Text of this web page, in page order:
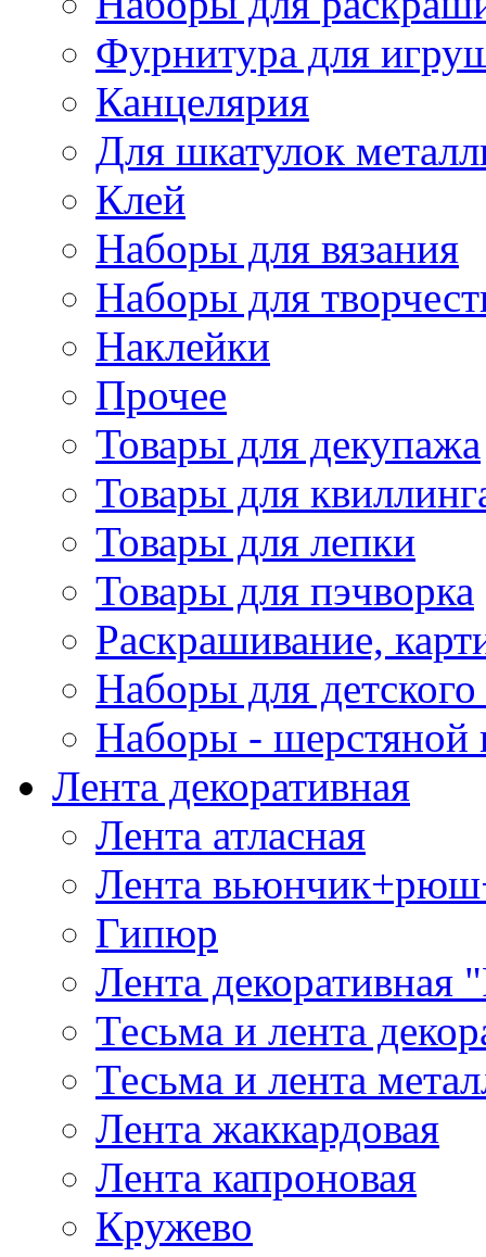
Фурнитура для
Канцелярия
Для шкатулок
Клей
Наборы для вязания
Наборы для
Наклейки
Прочее
Товары для декупажа
Товары для
Товары для лепки
Товары для пэчворка
Раскрашивание,
Наборы для
Наборы - шерстяной
Лента декоративная
Лента атласная
Лента
Гипюр
Лента декоративная
Тесьма и лента
Тесьма и лента
Лента жаккардовая
Лента капроновая
Кружево